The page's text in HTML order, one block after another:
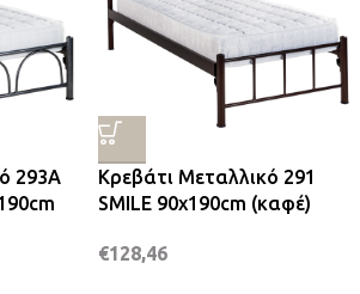
293A
Κρεβάτι Μεταλλικό 291
SMILE 90x190cm (καφέ)
€128,46